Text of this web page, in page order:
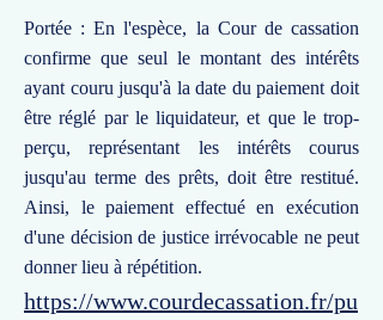
Portée : En l'espèce, la Cour de cassation
confirme que seul le montant des intérêts
ayant couru jusqu'à la date du paiement doit
être réglé par le liquidateur, et que le trop-
perçu, représentant les intérêts courus
jusqu'au terme des prêts, doit être restitué.
Ainsi, le paiement effectué en exécution
d'une décision de justice irrévocable ne peut
donner lieu à répétition.
https://www.courdecassation.fr/pu